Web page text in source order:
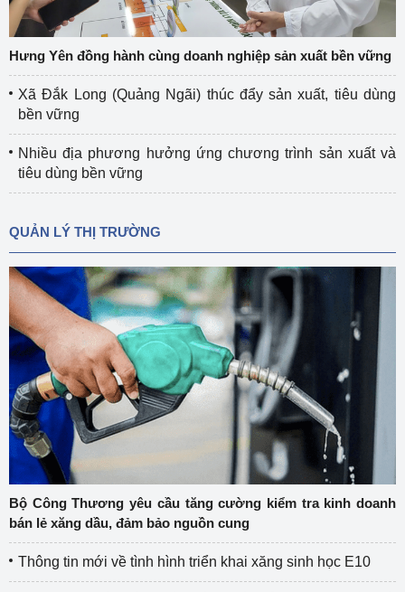
Hưng Yên đồng hành cùng doanh nghiệp sản xuất bền vững
Xã Đắk Long (Quảng Ngãi) thúc đẩy sản xuất, tiêu dùng
bền vững
Nhiều địa phương hưởng ứng chương trình sản xuất và
tiêu dùng bền vững
QUẢN LÝ THỊ TRƯỜNG
Bộ Công Thương yêu cầu tăng cường kiểm tra kinh doanh
bán lẻ xăng dầu, đảm bảo nguồn cung
Thông tin mới về tình hình triển khai xăng sinh học E10